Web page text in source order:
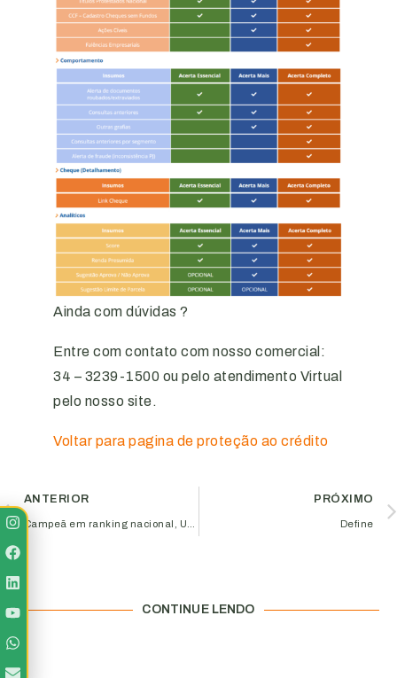
Ainda com dúvidas ?
Entre com contato com nosso comercial:
34 – 3239-1500 ou pelo atendimento Virtual
pelo nosso site.
Voltar para pagina de proteção ao crédito
ANTERIOR PRÓXIMO
Define
CONTINUE LENDO